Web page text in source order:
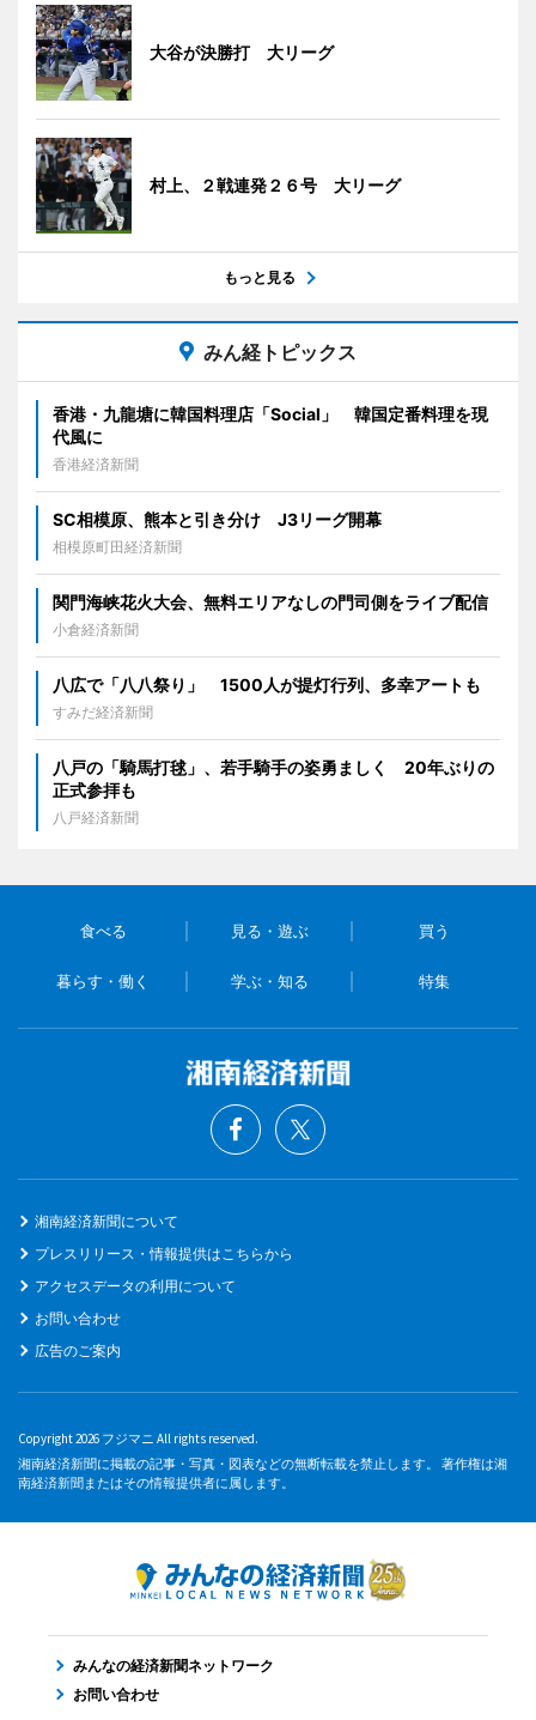
大谷が決勝打 大リーグ
村上、２戦連発２６号 大リーグ
もっと見る
みん経トピックス
香港・九龍塘に韓国料理店「Social」 韓国定番料理を現
代風に
香港経済新聞
SC相模原、熊本と引き分け J3リーグ開幕
相模原町田経済新聞
関門海峡花火大会、無料エリアなしの門司側をライブ配信
小倉経済新聞
八広で「八八祭り」 1500人が提灯行列、多幸アートも
すみだ経済新聞
八戸の「騎馬打毬」、若手騎手の姿勇ましく 20年ぶりの
正式参拝も
八戸経済新聞
食べる 見る・遊ぶ 買う
暮らす・働く 学ぶ・知る 特集
湘南経済新聞について
プレスリリース・情報提供はこちらから
アクセスデータの利用について
お問い合わせ
広告のご案内
Copyright 2026 フジマニ All rights reserved.
湘南経済新聞に掲載の記事・写真・図表などの無断転載を禁止します。 著作権は湘
南経済新聞またはその情報提供者に属します。
みんなの経済新聞ネットワーク
お問い合わせ